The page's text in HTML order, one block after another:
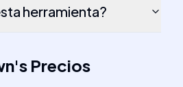
herramienta?
's Precios